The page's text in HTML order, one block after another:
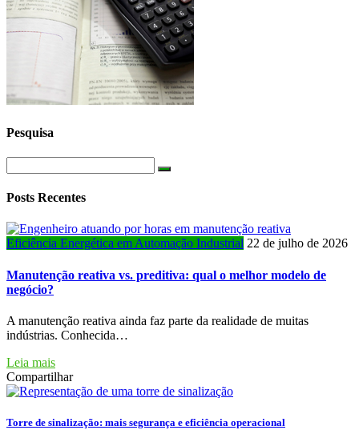
Pesquisa
Posts Recentes
Eficiência Energética em Automação Industrial 22 de julho de 2026
Manutenção reativa vs. preditiva: qual o melhor modelo de
negócio?
A manutenção reativa ainda faz parte da realidade de muitas
indústrias. Conhecida…
Leia mais
Compartilhar
Torre de sinalização: mais segurança e eficiência operacional